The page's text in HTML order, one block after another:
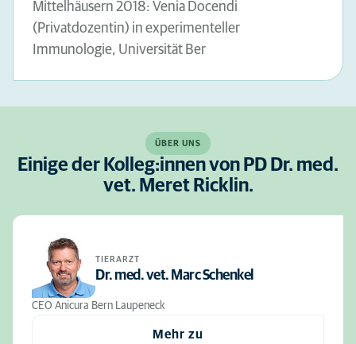
Mittelhäusern 2018: Venia Docendi
(Privatdozentin) in experimenteller
Immunologie, Universität Ber
ÜBER UNS
Einige der Kolleg:innen von PD Dr. med.
vet. Meret Ricklin.
TIERARZT
Dr. med. vet. Marc Schenkel
CEO Anicura Bern Laupeneck
Mehr zu